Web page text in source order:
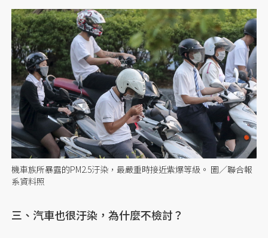
機車族所暴露的PM2.5汙染，最嚴重時接近紫爆等級。 圖／聯合報
系資料照
三、汽車也很汙染，為什麼不檢討？